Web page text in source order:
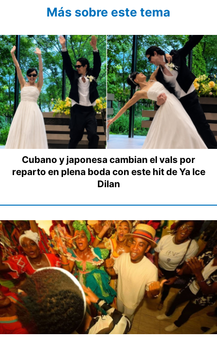
Más sobre este tema
Cubano y japonesa cambian el vals por
reparto en plena boda con este hit de Ya Ice
Dilan